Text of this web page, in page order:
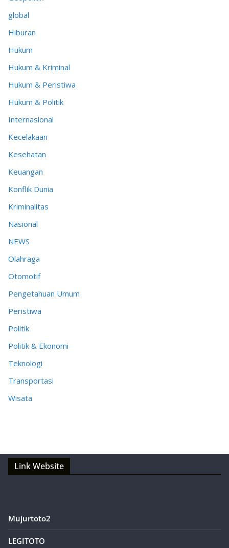
global
Hiburan
Hukum
Hukum & Kriminal
Hukum & Peristiwa
Hukum & Politik
Internasional
Kecelakaan
Kesehatan
Keuangan
Konflik Dunia
Kriminalitas
Nasional
NEWS
Olahraga
Otomotif
Pengetahuan Umum
Peristiwa
Politik
Politik & Ekonomi
Teknologi
Transportasi
Wisata
Link Website
Mujurtoto2
LEGITOTO